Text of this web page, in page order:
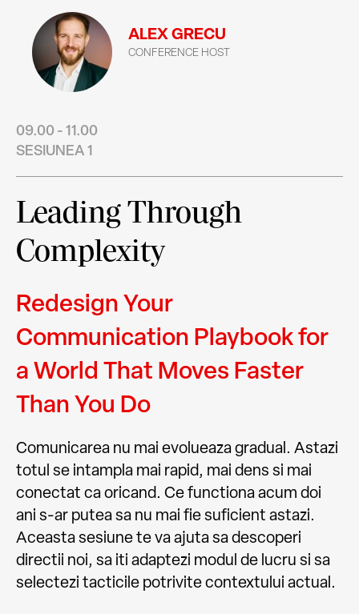
ALEX GRECU
CONFERENCE HOST
09.00 - 11.00
SESIUNEA 1
Leading Through
Complexity
Redesign Your
Communication Playbook for
a World That Moves Faster
Than You Do
Comunicarea nu mai evolueaza gradual. Astazi
totul se intampla mai rapid, mai dens si mai
conectat ca oricand. Ce functiona acum doi
ani s-ar putea sa nu mai fie suficient astazi.
Aceasta sesiune te va ajuta sa descoperi
directii noi, sa iti adaptezi modul de lucru si sa
selectezi tacticile potrivite contextului actual.